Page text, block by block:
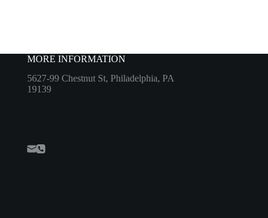
MORE INFORMATION
5627-99 Chestnut St, Philadelphia, PA
19139